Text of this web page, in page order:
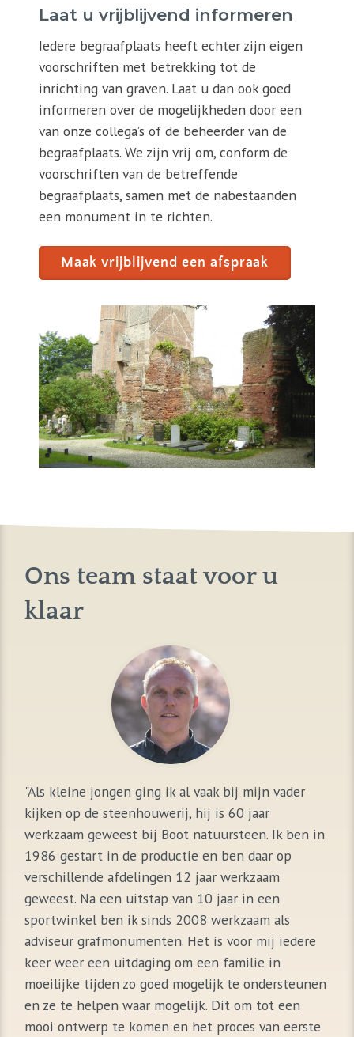
Laat u vrijblijvend informeren
Iedere begraafplaats heeft echter zijn eigen
voorschriften met betrekking tot de
inrichting van graven. Laat u dan ook goed
informeren over de mogelijkheden door een
van onze collega’s of de beheerder van de
begraafplaats. We zijn vrij om, conform de
voorschriften van de betreffende
begraafplaats, samen met de nabestaanden
een monument in te richten.
Maak vrijblijvend een afspraak
Ons team staat voor u
klaar
"Als kleine jongen ging ik al vaak bij mijn vader
kijken op de steenhouwerij, hij is 60 jaar
werkzaam geweest bij Boot natuursteen. Ik ben in
1986 gestart in de productie en ben daar op
verschillende afdelingen 12 jaar werkzaam
geweest. Na een uitstap van 10 jaar in een
sportwinkel ben ik sinds 2008 werkzaam als
adviseur grafmonumenten. Het is voor mij iedere
keer weer een uitdaging om een familie in
moeilijke tijden zo goed mogelijk te ondersteunen
en ze te helpen waar mogelijk. Dit om tot een
mooi ontwerp te komen en het proces van eerste